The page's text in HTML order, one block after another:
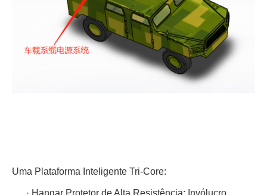
Uma Plataforma Inteligente Tri-Core: